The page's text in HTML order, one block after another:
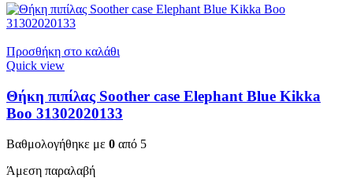
Προσθήκη στο καλάθι
Quick view
Θήκη πιπίλας Soother case Elephant Blue Kikka
Boo 31302020133
Βαθμολογήθηκε με 0 από 5
Άμεση παραλαβή